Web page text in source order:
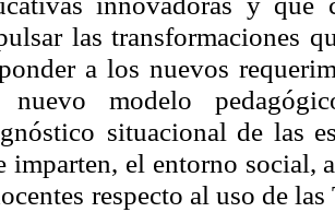
las transformaciones
a los nuevos
nuevo modelo
situacional de las
imparten, el entorno social,
respecto al uso de